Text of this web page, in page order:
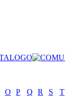
O P Q R S T